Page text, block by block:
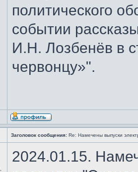
политического
событии
И.Н. Лозбенёв в
червонцу»".
Заголовок сообщения: Re: Намечены выпуски
2024.01.15.